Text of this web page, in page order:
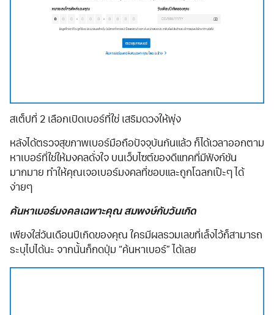
สเต็ปที่ 2 เลือกเปิดเบอร์ที่ใช่ เสริมดวงให้พุ่ง
หลังได้ตรวจสุขภาพเบอร์มือถือปัจจุบันกันแล้ว ก็ได้เวลาออกตาม
หาเบอร์ที่ใช่ให้มงคลดั่งใจ บนเว็บไซต์ของดีแทคที่มีฟังก์ชัน
มากมาย ทำให้คุณเจอเบอร์มงคลที่ชอบและถูกโฉลกเป๊ะๆ ได้
ง่ายๆ
ค้นหาเบอร์มงคลเฉพาะคุณ สมพงษ์กับวันเกิด
เพียงใส่วันเดือนปีเกิดของคุณ ใครมีผลรวมเลขที่เล็งไว้ก็สามารถ
ระบุไปได้นะ จากนั้นก็กดปุ่ม “ค้นหาเบอร์” ได้เลย